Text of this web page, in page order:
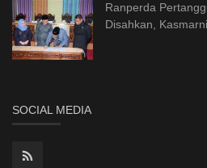
Ranperda
Disahkan,
SOCIAL MEDIA